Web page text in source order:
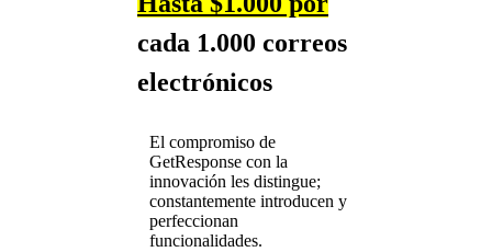
cada 1.000 correos
electrónicos
El compromiso de
GetResponse con la
innovación les distingue;
constantemente introducen y
perfeccionan
funcionalidades.